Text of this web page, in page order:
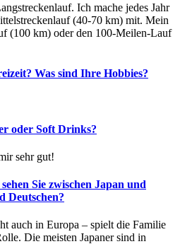
Ich mache jedes Jahr
(40-70 km) mit. Mein
(100 km) oder den 100-Meilen-Lauf
Was sind Ihre Hobbies?
oder Soft Drinks?
sehr gut!
Sie zwischen Japan und
Deutschen?
auch in Europa – spielt die Familie
Die meisten Japaner sind in